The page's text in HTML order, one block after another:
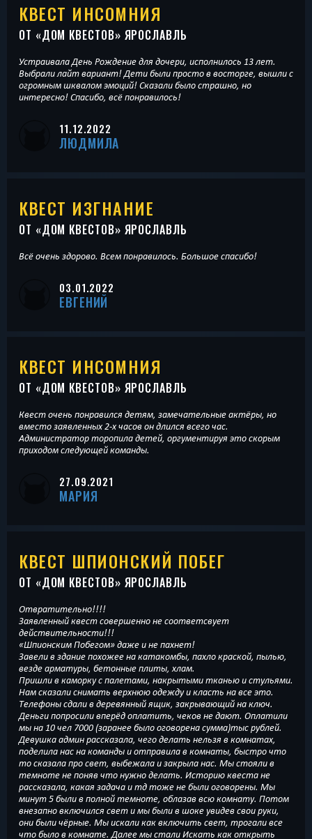
КВЕСТ ИНСОМНИЯ
ОТ «ДОМ КВЕСТОВ» ЯРОСЛАВЛЬ
Устраивала День Рождение для дочери, исполнилось 13 лет.
Выбрали лайт вариант! Дети были просто в восторге, вышли с
огромным шквалом эмоций! Сказали было страшно, но
интересно! Спасибо, всё понравилось!
11.12.2022
ЛЮДМИЛА
КВЕСТ ИЗГНАНИЕ
ОТ «ДОМ КВЕСТОВ» ЯРОСЛАВЛЬ
Всё очень здорово. Всем понравилось. Большое спасибо!
03.01.2022
ЕВГЕНИЙ
КВЕСТ ИНСОМНИЯ
ОТ «ДОМ КВЕСТОВ» ЯРОСЛАВЛЬ
Квест очень понравился детям, замечательные актёры, но
вместо заявленных 2-х часов он длился всего час.
Администратор торопила детей, оргументируя это скорым
приходом следующей команды.
27.09.2021
МАРИЯ
КВЕСТ ШПИОНСКИЙ ПОБЕГ
ОТ «ДОМ КВЕСТОВ» ЯРОСЛАВЛЬ
Отвратительно!!!!
Заявленный квест совершенно не соответсвует
действительности!!!
«Шпионским Побегом» даже и не пахнет!
Завели в здание похожее на катакомбы, пахло краской, пылью,
везде арматуры, бетонные плиты, хлам.
Пришли в каморку с палетами, накрытыми тканью и стульями.
Нам сказали снимать верхнюю одежду и класть на все это.
Телефоны сдали в деревянный ящик, закрывающий на ключ.
Деньги попросили вперёд оплатить, чеков не дают. Оплатили
мы на 10 чел 7000 (заранее было оговорена сумма)тыс рублей.
Девушка админ рассказала, чего делать нельзя в комнатах,
поделила нас на команды и отправила в комнаты, быстро что
то сказала про свет, выбежала и закрыла нас. Мы стояли в
темноте не поняв что нужно делать. Историю квеста не
рассказала, какая задача и тд тоже не были оговорены. Мы
минут 5 были в полной темноте, облазав всю комнату. Потом
внезапно включился свет и мы были в шоке увидев свои руки,
они были чёрные. Мы искали как включить свет, трогали все
что было в комнате. Далее мы стали Искать как открыть